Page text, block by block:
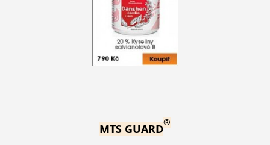
MTS GUARD®